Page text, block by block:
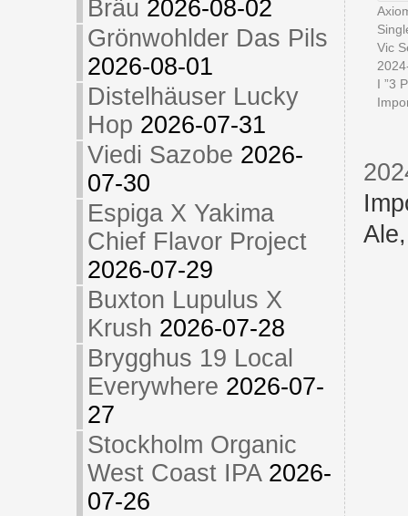
Bräu 2026-08-02
Grönwohlder Das Pils
2026-08-01
Distelhäuser Lucky
Hop 2026-07-31
Viedi Sazobe 2026-
07-30
Espiga X Yakima
Chief Flavor Project
2026-07-29
Buxton Lupulus X
Krush 2026-07-28
Brygghus 19 Local
Everywhere 2026-07-
27
Stockholm Organic
West Coast IPA 2026-
07-26
Vic
I ”3